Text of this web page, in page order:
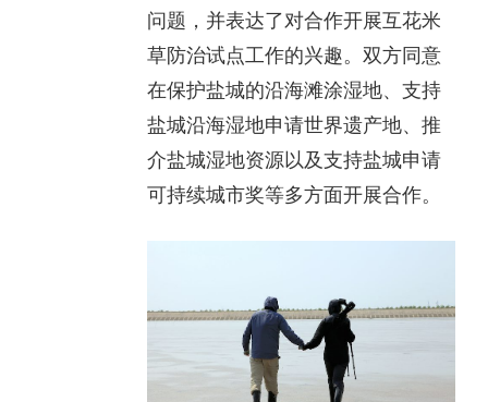
问题，并表达了对合作开展互花米
草防治试点工作的兴趣。双方同意
在保护盐城的沿海滩涂湿地、支持
盐城沿海湿地申请世界遗产地、推
介盐城湿地资源以及支持盐城申请
可持续城市奖等多方面开展合作。